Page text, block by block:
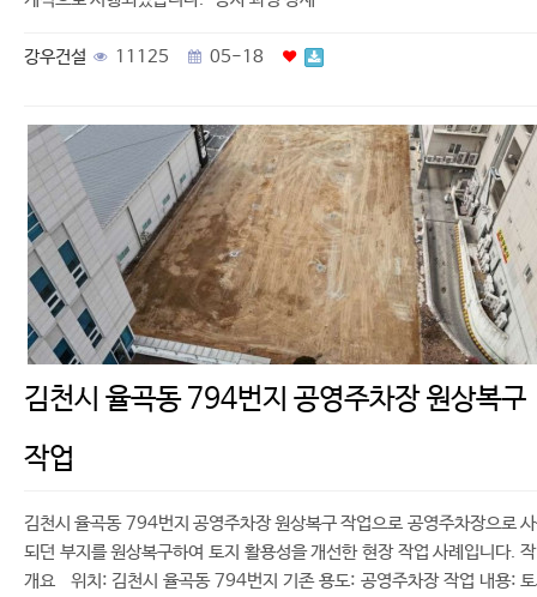
강우건설 11125 05-18
김천시 율곡동 794번지 공영주차장 원상복구
작업
김천시 율곡동 794번지 공영주차장 원상복구 작업으로 공영주차장으로
되던 부지를 원상복구하여 토지 활용성을 개선한 현장 작업 사례입니다.
개요 위치: 김천시 율곡동 794번지 기존 용도: 공영주차장 작업 내용: